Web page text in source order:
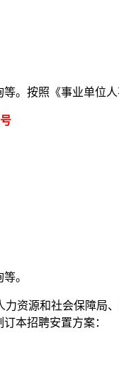
。按照《事业单位
。
资源和社会保障局
本招聘安置方案：